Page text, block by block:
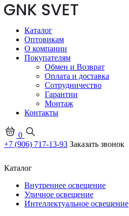
Каталог
Оптовикам
О компании
Покупателям
Обмен и Возврат
Оплата и доставка
Сотрудничество
Гарантии
Монтаж
Контакты
0
+7 (906) 717-13-93 Заказать звонок
Каталог
Внутреннее освещение
Уличное освещение
Интеллектуальное освещение